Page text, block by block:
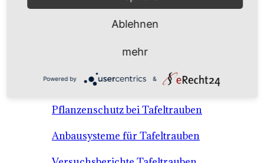
Anbausysteme & Recht
Tafeltrauben A-Z Sortenbeschreibungen
Tafeltraubenanbau - rechtliche
Voraussetzungen
Pflanzenschutz bei Tafeltrauben
Anbausysteme für Tafeltrauben
Ablehnen
mehr
Powered by &